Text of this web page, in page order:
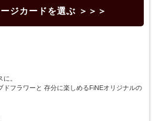
ジカードを選ぶ ＞＞＞
。
フラワーと 存分に楽しめるFiNEオリジナルの